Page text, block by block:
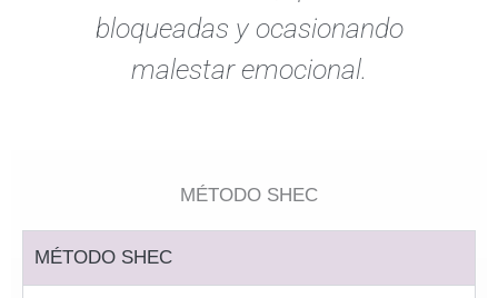
bloqueadas y ocasionando
malestar emocional.
MÉTODO SHEC
MÉTODO SHEC